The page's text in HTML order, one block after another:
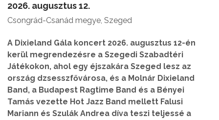
2026. augusztus 12.
Csongrád-Csanád megye, Szeged
A Dixieland Gála koncert 2026. augusztus 12-én
kerül megrendezésre a Szegedi Szabadtéri
Játékokon, ahol egy éjszakára Szeged lesz az
ország dzsesszfővárosa, és a Molnár Dixieland
Band, a Budapest Ragtime Band és a Bényei
Tamás vezette Hot Jazz Band mellett Falusi
Mariann és Szulák Andrea díva teszi teljessé a